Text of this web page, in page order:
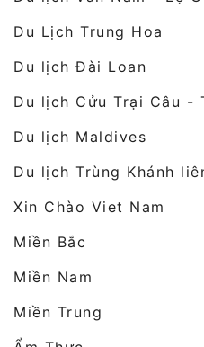
Du Lịch Trung Hoa
Du lịch Đài Loan
Du lịch Cửu Trại Câu -
Du lịch Maldives
Du lịch Trùng Khánh
Xin Chào Viet Nam
Miền Bắc
Miền Nam
Miền Trung